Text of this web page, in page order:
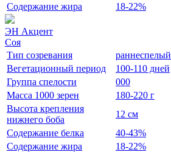
Содержание жира
18-22%
ЭН Акцент
Соя
Тип созревания
раннеспелый
Вегетационный период
100-110 дней
Группа спелости
000
Масса 1000 зерен
180-220 г
Высота крепления
нижнего боба
12 см
Содержание белка
40-43%
Содержание жира
18-22%